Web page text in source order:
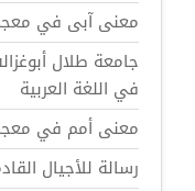
معنى آبى في
جامعة طلال
في اللغة العربية
معنى أمم في
رسالة للأجيال